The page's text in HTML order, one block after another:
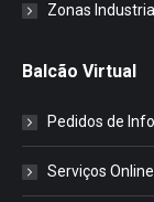
Zonas
Balcão Virtual
Pedidos de
Serviços Online